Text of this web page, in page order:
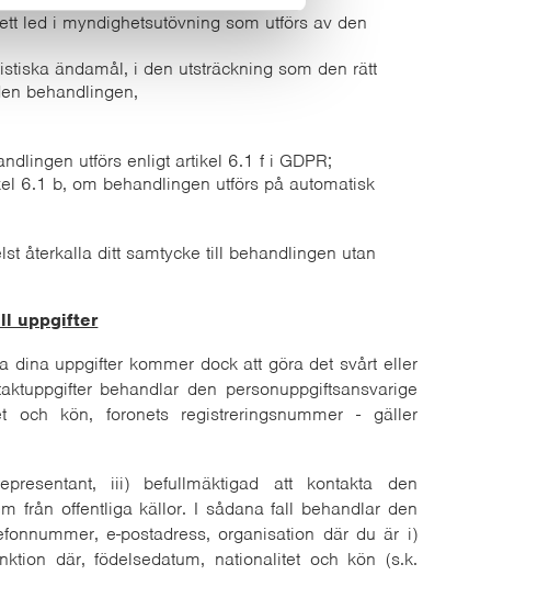
led i myndighetsutövning som utförs av den
ändamål, i den utsträckning som den rätt
behandlingen,
utförs enligt artikel 6.1 f i GDPR;
6.1 b, om behandlingen utförs på automatisk
återkalla ditt samtycke till behandlingen utan
uppgifter
dina uppgifter kommer dock att göra det svårt eller
behandlar den personuppgiftsansvarige
och kön, foronets registreringsnummer - gäller
iii) befullmäktigad att kontakta den
från offentliga källor. I sådana fall behandlar den
e-postadress, organisation där du är i)
där, födelsedatum, nationalitet och kön (s.k.